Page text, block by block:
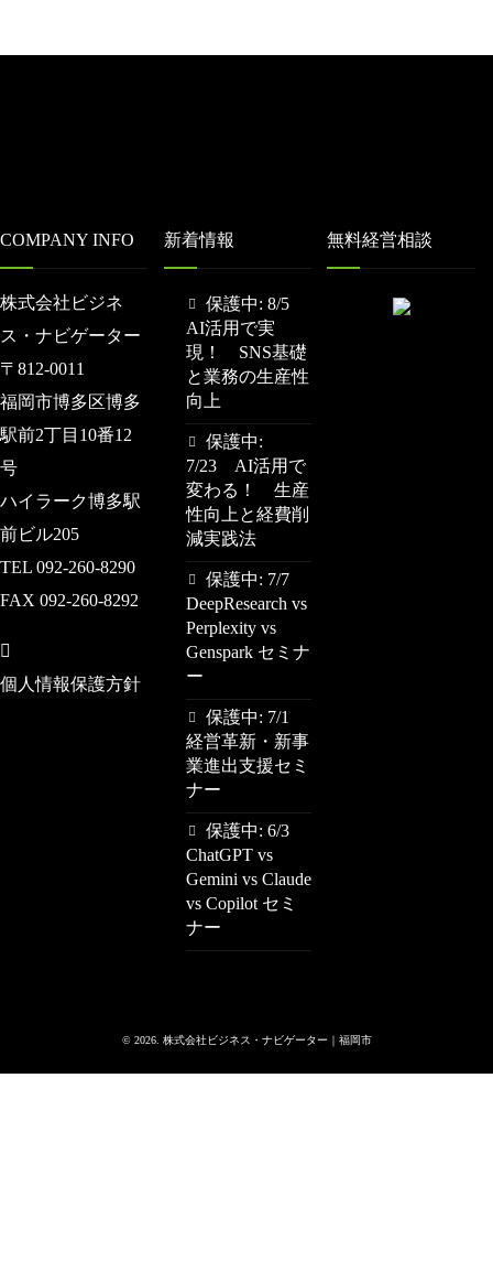
COMPANY INFO
株式会社ビジネ
ス・ナビゲーター
〒812-0011
福岡市博多区博多
駅前2丁目10番12
号
ハイラーク博多駅
前ビル205
TEL 092-260-8290
FAX 092-260-8292
個人情報保護方針
新着情報
保護中: 8/5
AI活用で実
現！ SNS基礎
と業務の生産性
向上
保護中:
7/23 AI活用で
変わる！ 生産
性向上と経費削
減実践法
保護中: 7/7
DeepResearch vs
Perplexity vs
Genspark セミナ
ー
保護中: 7/1
経営革新・新事
業進出支援セミ
ナー
保護中: 6/3
ChatGPT vs
Gemini vs Claude
vs Copilot セミ
ナー
無料経営相談
© 2026. 株式会社ビジネス・ナビゲーター｜福岡市